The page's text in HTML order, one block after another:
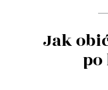
Jak